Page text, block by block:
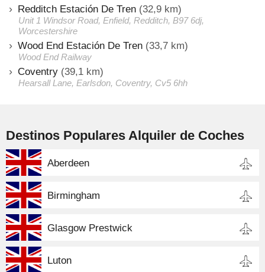
Redditch Estación De Tren (32,9 km)
Unit 1 Windsor Road, Enfield, Redditch, B97 6dj,
Worcestershire
Wood End Estación De Tren (33,7 km)
Wood End Railway
Coventry (39,1 km)
Hearsall Lane, Earlsdon, Coventry, Cv5 6hh
Destinos Populares Alquiler de Coches
Aberdeen
Birmingham
Glasgow Prestwick
Luton